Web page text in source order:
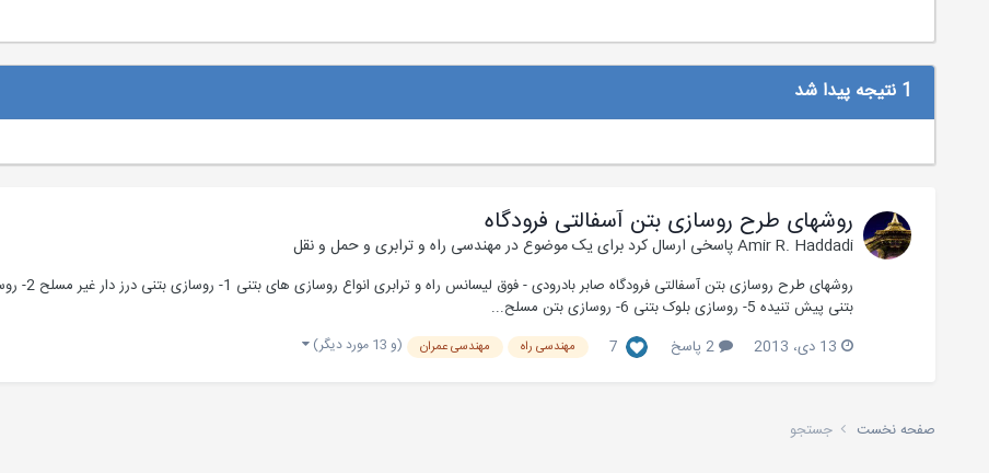
1 نتیجه پیدا شد
روشهای طرح روسازی بتن آسفالتی فرودگاه
Amir R. Haddadiپاسخی ارسال کرد برای یک موضوع درمهندسی راه و ترابری و حمل و نقل
بتنی پیش تنیده 5- روسازی بلوک بتنی 6- روسازی بتن مسلح...
13 دی، 2013
2 پاسخ 7 مهندسی راه مهندسی عمران (و 13 مورد دیگر)
صفحه نخست جستجو